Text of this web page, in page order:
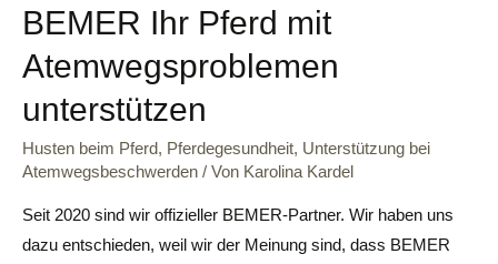
BEMER Ihr Pferd mit
Atemwegsproblemen
unterstützen
Husten beim Pferd, Pferdegesundheit, Unterstützung bei
Atemwegsbeschwerden / Von Karolina Kardel
Seit 2020 sind wir offizieller BEMER-Partner. Wir haben uns
dazu entschieden, weil wir der Meinung sind, dass BEMER